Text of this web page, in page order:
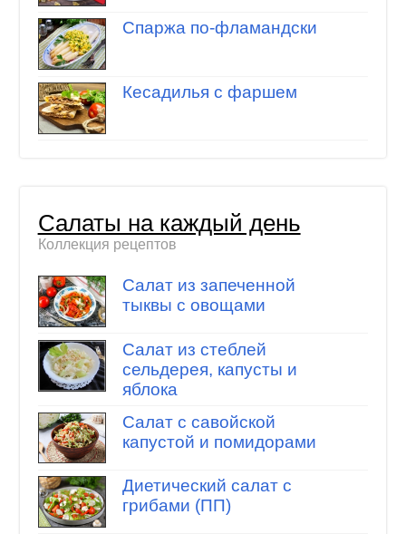
Спаржа по-фламандски
Кесадилья с фаршем
Салаты на каждый день
Коллекция рецептов
Салат из запеченной
тыквы с овощами
Салат из стеблей
сельдерея, капусты и
яблока
Салат с савойской
капустой и помидорами
Диетический салат с
грибами (ПП)